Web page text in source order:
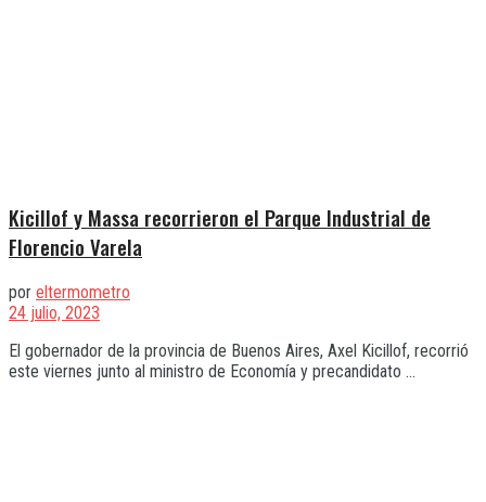
Kicillof y Massa recorrieron el Parque Industrial de
Florencio Varela
por eltermometro
24 julio, 2023
El gobernador de la provincia de Buenos Aires, Axel Kicillof, recorrió
este viernes junto al ministro de Economía y precandidato ...